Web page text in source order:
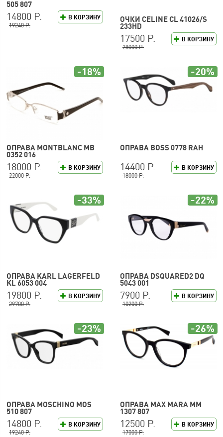
505 807
В КОРЗИНУ
14800 Р.
19240 Р.
ОЧКИ CELINE CL 41026/S
233HD
В КОРЗИНУ
17500 Р.
28000 Р.
ОПРАВА MONTBLANC MB
0352 016
В КОРЗИНУ
18000 Р.
22000 Р.
-18%
ОПРАВА BOSS 0778 RAH
В КОРЗИНУ
14400 Р.
18000 Р.
-20%
ОПРАВА KARL LAGERFELD
KL 6053 004
В КОРЗИНУ
19800 Р.
29700 Р.
-33%
ОПРАВА DSQUARED2 DQ
5043 001
В КОРЗИНУ
7900 Р.
10200 Р.
-22%
ОПРАВА MOSCHINO MOS
510 807
В КОРЗИНУ
14800 Р.
19240 Р.
-23%
ОПРАВА MAX MARA MM
1307 807
В КОРЗИНУ
12500 Р.
17000 Р.
-26%